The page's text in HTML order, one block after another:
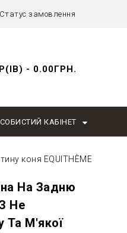
Статус замовлення
- 0.00ГРН.
КАБІНЕТ
коня EQUITHÈME
На Задню
Не
Та М'якої